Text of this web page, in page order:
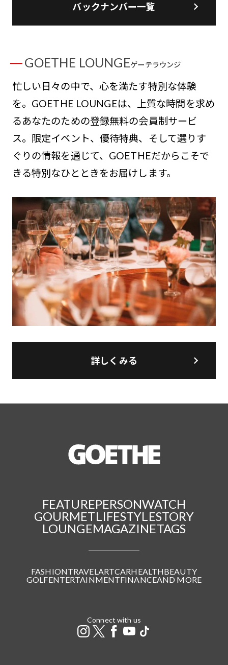
バックナンバー一覧
GOETHE LOUNGEゲーテラウンジ
忙しい日々の中で、心を満たす特別な体験
を。GOETHE LOUNGEは、上質な時間を求め
るあなたのための登録無料の会員制サービ
ス。限定イベント、優待特典、そして選りす
ぐりの情報を通じて、GOETHEだからこそで
きる特別なひとときをお届けします。
詳しくみる
FEATUREPERSONWATCH
GOURMETLIFESTYLESTORY
LOUNGEMAGAZINETAGS
FASHIONTRAVELARTCARHEALTHBEAUTY
GOLFENTERTAINMENTFINANCEAND MORE
Connect with us